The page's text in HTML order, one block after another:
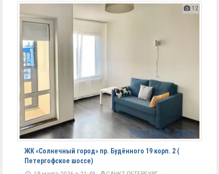
12
ЖК «Солнечный город» пр. Будённого 19 корп. 2 (
Петергофское шоссе)